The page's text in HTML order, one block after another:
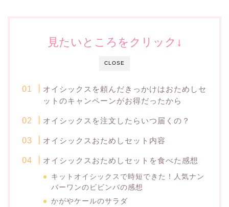
CLOSE
見たいところをクリック↓
オイシックスを頼んだきっかけはおためしセ
ットのキャンペーンがお得だったから
オイシックスを注文したらいつ届くの？
オイシックスおためしセット内容
オイシックスおためしセットを食べた感想
キットオイシックスで時短できた！人気ナン
バーワンのビビンバの感想
かがやケールのサラダ